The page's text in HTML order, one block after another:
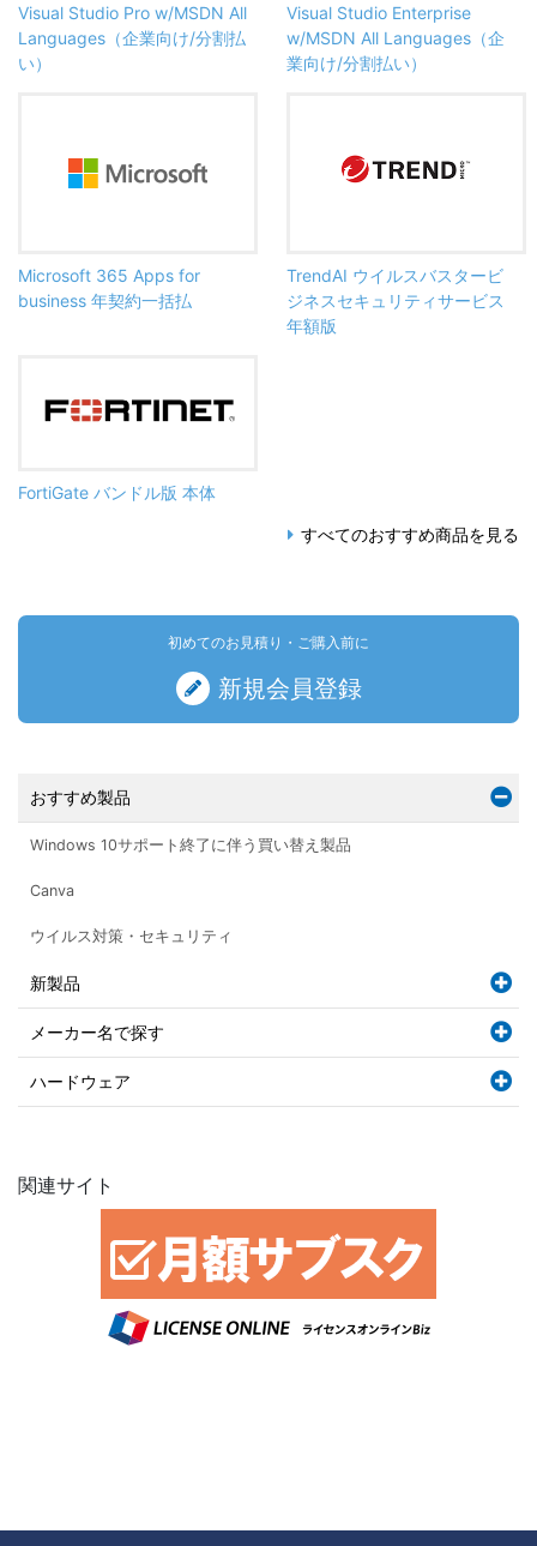
Visual Studio Pro w/MSDN All
Languages（企業向け/分割払
い）
Visual Studio Enterprise
w/MSDN All Languages（企
業向け/分割払い）
Microsoft 365 Apps for
business 年契約一括払
TrendAI ウイルスバスタービ
ジネスセキュリティサービス
年額版
FortiGate バンドル版 本体
すべてのおすすめ商品を見る
初めてのお見積り・ご購入前に
新規会員登録
おすすめ製品
Windows 10サポート終了に伴う買い替え製品
Canva
ウイルス対策・セキュリティ
新製品
メーカー名で探す
ハードウェア
関連サイト